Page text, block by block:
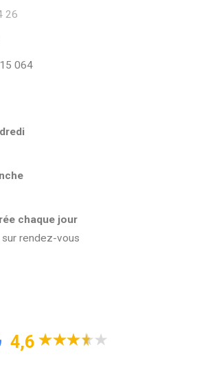
26
064
chaque jour
rendez-vous
4,6